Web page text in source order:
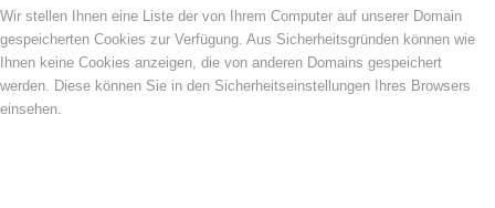
Wir stellen Ihnen eine Liste der von Ihrem Computer auf unserer Domain
gespeicherten Cookies zur Verfügung. Aus Sicherheitsgründen können wie
Ihnen keine Cookies anzeigen, die von anderen Domains gespeichert
werden. Diese können Sie in den Sicherheitseinstellungen Ihres Browsers
einsehen.